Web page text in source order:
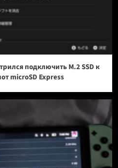
подключить M.2 SSD к
microSD Express